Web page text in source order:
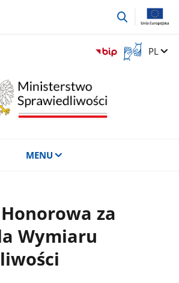
przejdź
Otwórz
okno
Zmień
PL
MENU
za
Wymiaru